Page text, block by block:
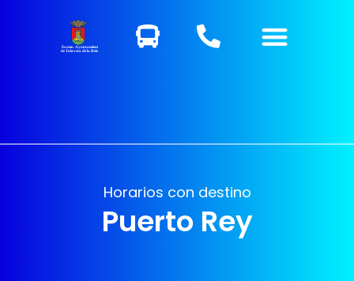
Excmo. Ayuntamiento
de Talavera de la Reina
Horarios con destino
Puerto Rey